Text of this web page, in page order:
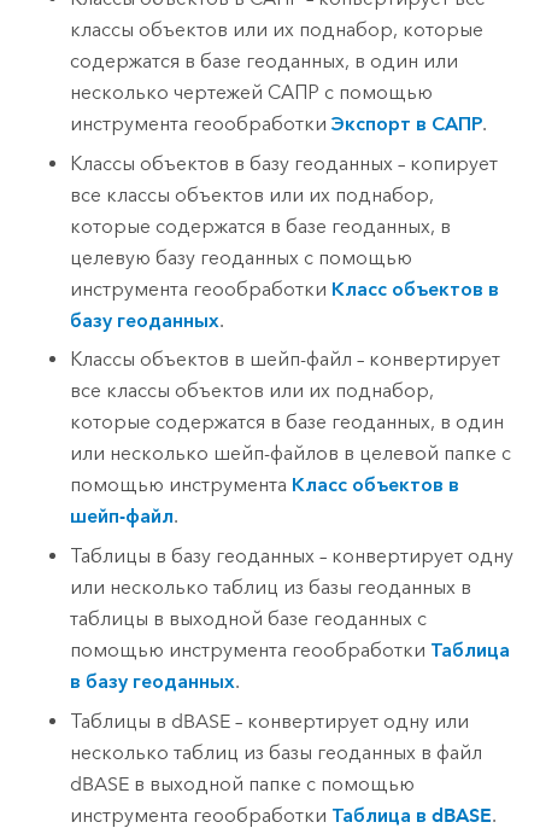
классы объектов или их поднабор, которые
содержатся в базе геоданных, в один или
несколько чертежей САПР с помощью
инструмента геообработкиЭкспорт в САПР.
Классы объектов в базу геоданных – копирует
все классы объектов или их поднабор,
которые содержатся в базе геоданных, в
целевую базу геоданных с помощью
инструмента геообработки Класс объектов в
базу геоданных.
Классы объектов в шейп-файл – конвертирует
все классы объектов или их поднабор,
которые содержатся в базе геоданных, в один
или несколько шейп-файлов в целевой папке с
помощью инструмента Класс объектов в
шейп-файл.
Таблицы в базу геоданных – конвертирует одну
или несколько таблиц из базы геоданных в
таблицы в выходной базе геоданных с
помощью инструмента геообработки Таблица
в базу геоданных.
Таблицы в dBASE – конвертирует одну или
несколько таблиц из базы геоданных в файл
dBASE в выходной папке с помощью
инструмента геообработки Таблица в dBASE.